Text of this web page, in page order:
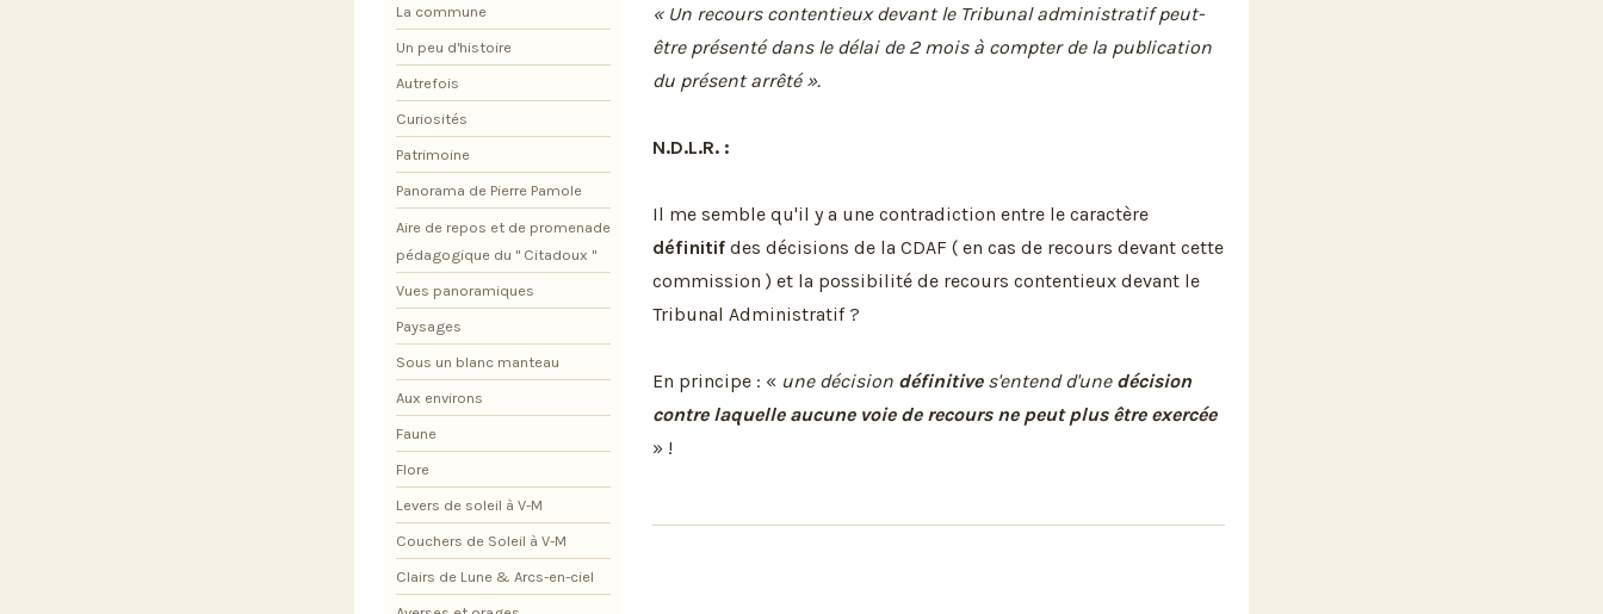
« Un recours contentieux devant le Tribunal administratif peut-
être présenté dans le délai de 2 mois à compter de la publication
du présent arrêté ».
N.D.L.R. :
Il me semble qu'il y a une contradiction entre le caractère
définitif des décisions de la CDAF ( en cas de recours devant cette
commission ) et la possibilité de recours contentieux devant le
Tribunal Administratif ?
En principe : « une décision définitives'entend d'une décision
contre laquelle aucune voie de recours ne peut plus être exercée
» !
La commune
Un peu d'histoire
Autrefois
Curiosités
Patrimoine
Panorama de Pierre Pamole
Aire de repos et de promenade
pédagogique du " Citadoux "
Vues panoramiques
Paysages
Sous un blanc manteau
Aux environs
Faune
Flore
Levers de soleil à V-M
Couchers de Soleil à V-M
Clairs de Lune & Arcs-en-ciel